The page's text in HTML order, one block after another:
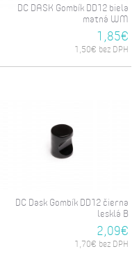
DC DASK Gombík DD12 biela
matná WM
1,85€
1,50€ bez DPH
DC Dask Gombík DD12 čierna
lesklá B
2,09€
1,70€ bez DPH